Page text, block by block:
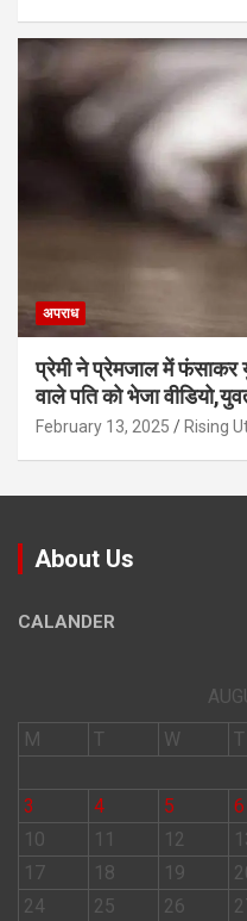
अपराध
प्रेमी ने प्रेमजाल में फंसाकर
वाले पत‍ि को भेजा
February 13, 2025 Rising
About Us
CALANDER
M
T W T
3
4 5 6
10
11 12
17
18 19
24
25 26